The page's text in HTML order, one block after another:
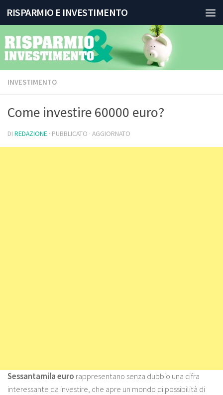
Salta al contenuto
RISPARMIO E INVESTIMENTO
INVESTIMENTO
Come investire 60000 euro?
DI REDAZIONE · PUBBLICATO · AGGIORNATO
Sessantamila euro rappresentano senza dubbio una cifra
interessante da investire, che apre un mondo di possibilità di